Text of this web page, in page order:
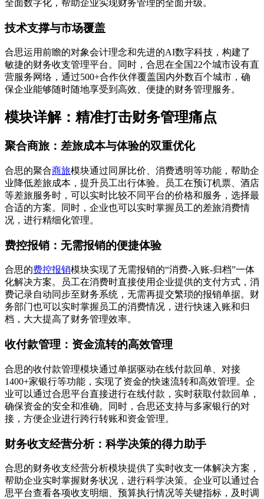
全面数字化，帮助企业实现财务管理的全面升级。
技术支撑与市场覆盖
合思运用前瞻的对象会计理念和先进的AI数字科技，构建了
敏捷的财务收支管理平台。同时，合思在全国22个城市设有直
营服务网络，通过500+合作伙伴覆盖国内外数百个城市，确
保企业能够随时随地享受到高效、便捷的财务管理服务。
模块详解：精准打击财务管理痛点
聚合商旅：差旅成本与体验的双重优化
合思的聚合商旅模块通过同屏比价、消费透明等功能，帮助企
业降低差旅成本，提升员工出行体验。员工在预订机票、酒店
等差旅服务时，可以实时比较不同平台的价格和服务，选择最
合适的方案。同时，企业也可以实时掌握员工的差旅消费情
况，进行精细化管理。
费控报销：无需报销的便捷体验
合思的费控报销模块实现了无需报销的“消费-入账-归档”一体
化解决方案。员工在消费时直接使用企业提供的支付方式，消
费记录自动同步至财务系统，无需再提交繁琐的报销单据。财
务部门也可以实时掌握员工的消费情况，进行快速入账和归
档，大大提高了财务管理效率。
收付款管理：资金流转的高效管理
合思的收付款管理模块通过单据驱动在线付款回单、对接
1400+家银行等功能，实现了资金的快速流转和高效管理。企
业可以通过合思平台直接进行在线付款，实时获取付款回单，
确保资金的安全和准确。同时，合思还支持与多家银行的对
接，方便企业进行跨行转账和资金管理。
财务收支经营分析：科学决策的得力助手
合思的财务收支经营分析模块提供了实时收支一体解决方案，
帮助企业实时掌握财务状况，进行科学决策。企业可以通过合
思平台查看各项收支明细、预算执行情况等关键指标，及时调